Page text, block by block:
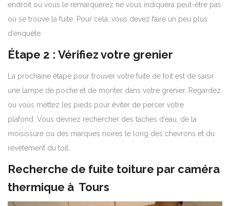
endroit où vous le remarquerez ne vous indiquera peut-être pas
où se trouve la fuite. Pour cela, vous devez faire un peu plus
d’enquête.
Étape 2 : Vérifiez votre grenier
La prochaine étape pour trouver votre fuite de toit est de saisir
une lampe de poche et de monter dans votre grenier. Regardez
où vous mettez les pieds pour éviter de percer votre
plafond. Vous devriez rechercher des taches d’eau, de la
moisissure ou des marques noires le long des chevrons et du
revêtement du toit.
Recherche de fuite toiture par caméra
thermique à Tours